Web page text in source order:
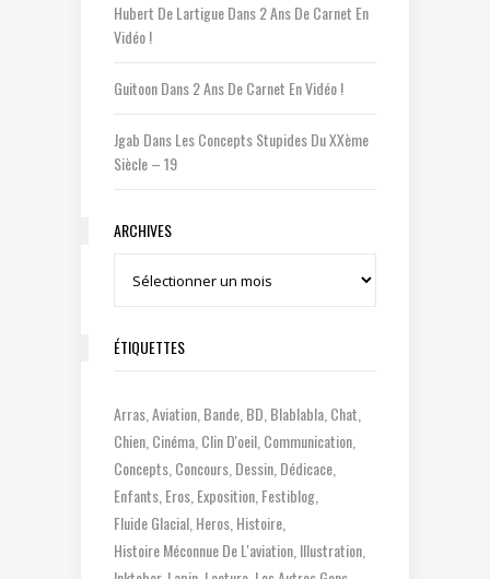
Hubert De LartigueDans2 Ans De Carnet En
Vidéo !
GuitoonDans2 Ans De Carnet En Vidéo !
Jgab DansLes Concepts Stupides Du XXème
Siècle – 19
ARCHIVES
Archives
ÉTIQUETTES
Arras Aviation Bande BD Blablabla Chat
Chien Cinéma Clin D'oeil Communication
Concepts Concours Dessin Dédicace
Enfants Eros Exposition Festiblog
Fluide Glacial Heros Histoire
Histoire Méconnue De L'aviation Illustration